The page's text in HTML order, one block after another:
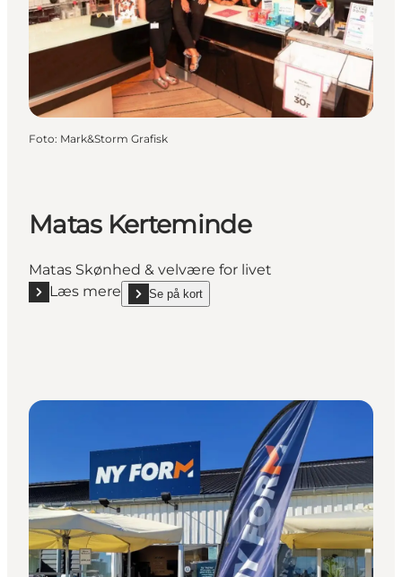
Foto: Mark&Storm Grafisk
Matas Kerteminde
Matas Skønhed & velvære for livet
Læs mere
Læs mere "Matas Kerteminde"
Se på kort
show Matas Kerteminde on_map